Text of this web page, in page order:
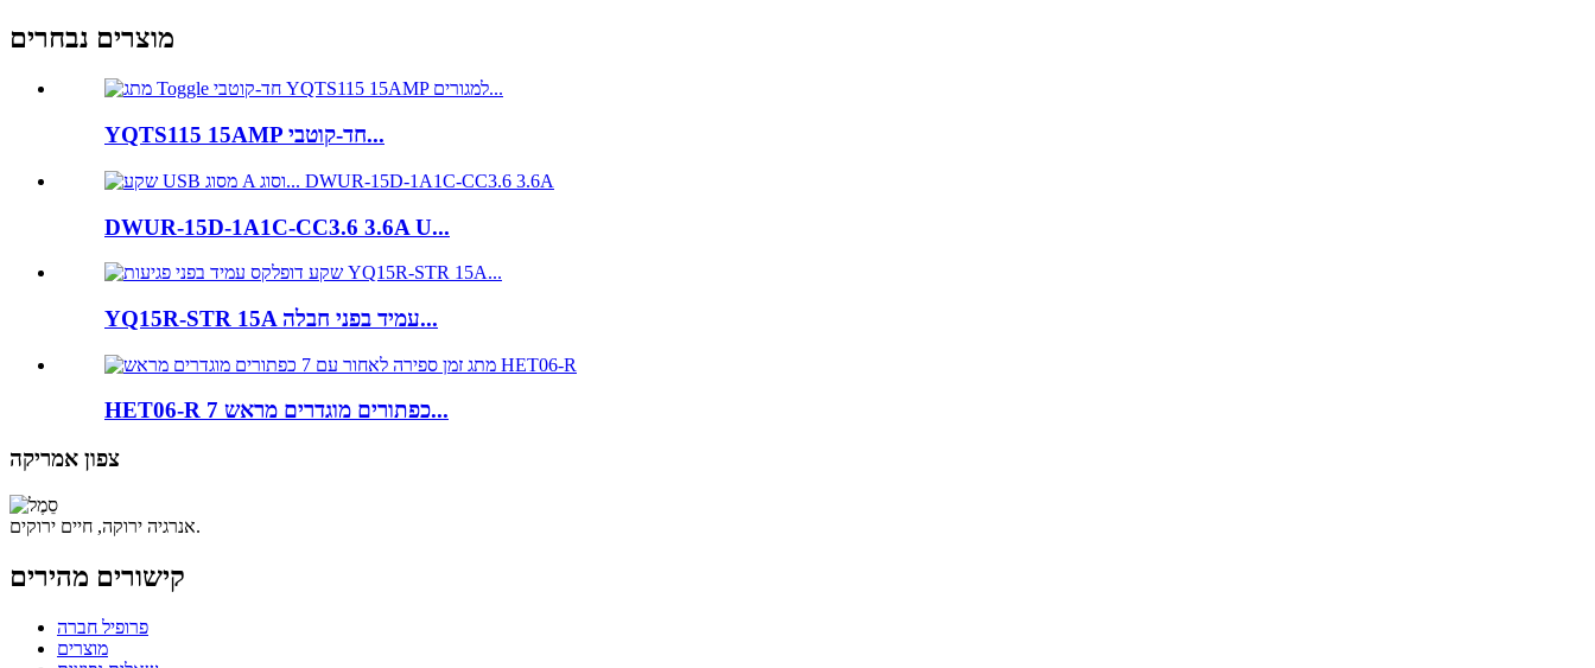
מוצרים נבחרים
YQTS115 15AMP חד-קוטבי...
DWUR-15D-1A1C-CC3.6 3.6A U...
YQ15R-STR 15A עמיד בפני חבלה...
HET06-R 7 כפתורים מוגדרים מראש...
צפון אמריקה
אנרגיה ירוקה, חיים ירוקים.
קישורים מהירים
פרופיל חברה
מוצרים